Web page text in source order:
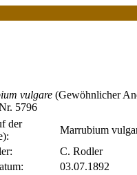
vulgare (Gewöhnlicher
5796
der
Marrubium
C. Rodler
03.07.1892